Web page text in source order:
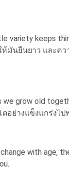
variety keeps
มันยืนยาว และค
we grow old
ย่างแข็งแกร่งไป
with age,